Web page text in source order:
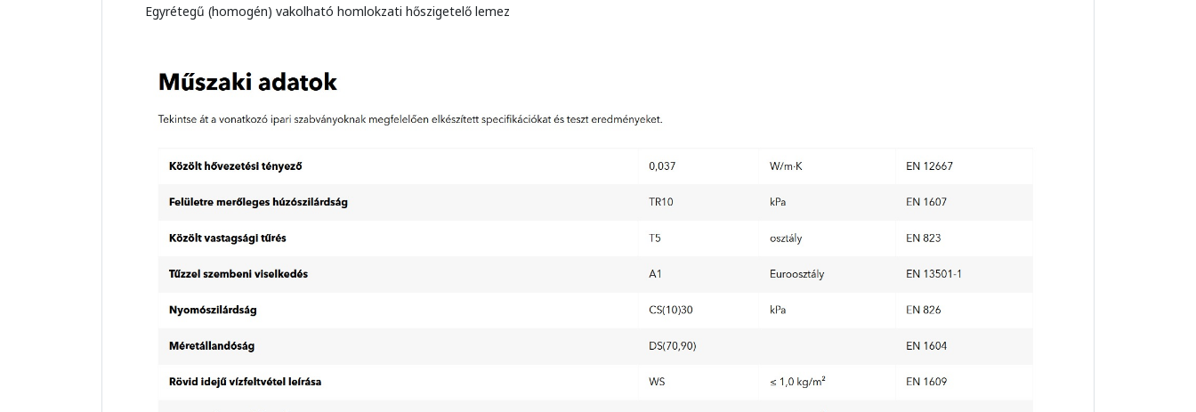
Egyrétegű (homogén) vakolható homlokzati hőszigetelő lemez